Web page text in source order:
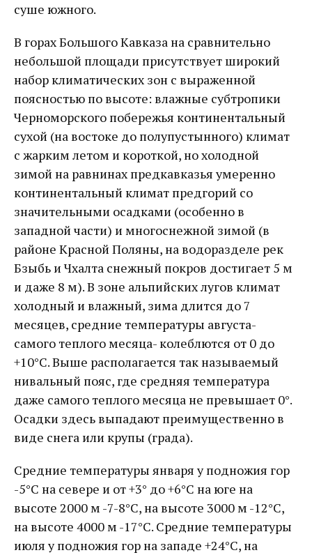
суше южного.
В горах Большого Кавказа на сравнительно
небольшой площади присутствует широкий
набор климатических зон с выраженной
поясностью по высоте: влажные субтропики
Черноморского побережья континентальный
сухой (на востоке до полупустынного) климат
с жарким летом и короткой, но холодной
зимой на равнинах предкавказья умеренно
континентальный климат предгорий со
значительными осадками (особенно в
западной части) и многоснежной зимой (в
районе Красной Поляны, на водоразделе рек
Бзыбь и Чхалта снежный покров достигает 5 м
и даже 8 м). В зоне альпийских лугов климат
холодный и влажный, зима длится до 7
месяцев, средние температуры августа-
самого теплого месяца- колеблются от 0 до
+10°С. Выше располагается так называемый
нивальный пояс, где средняя температура
даже самого теплого месяца не превышает 0°.
Осадки здесь выпадают преимущественно в
виде снега или крупы (града).
Средние температуры января у подножия гор
-5°С на севере и от +3° до +6°С на юге на
высоте 2000 м -7-8°С, на высоте 3000 м -12°С,
на высоте 4000 м -17°С. Средние температуры
июля у подножия гор на западе +24°С, на